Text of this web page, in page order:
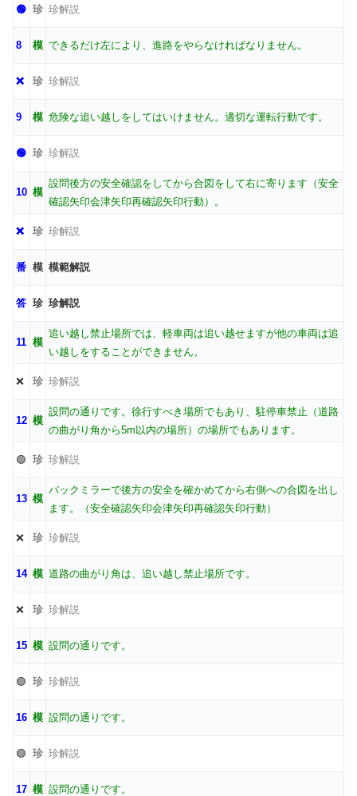
🟢 珍 珍解説
8 模 できるだけ左により、進路をやらなければなりません。
❌ 珍 珍解説
9 模 危険な追い越しをしてはいけません。適切な運転行動です。
🟢 珍 珍解説
10 模
設問後方の安全確認をしてから合図をして右に寄ります（安全
確認矢印会津矢印再確認矢印行動）。
❌ 珍 珍解説
番 模 模範解説
答 珍 珍解説
11 模
追い越し禁止場所では、軽車両は追い越せますが他の車両は追
い越しをすることができません。
❌ 珍 珍解説
12 模
設問の通りです。徐行すべき場所でもあり、駐停車禁止（道路
の曲がり角から5m以内の場所）の場所でもあります。
🟢 珍 珍解説
13 模
バックミラーで後方の安全を確かめてから右側への合図を出し
ます。（安全確認矢印会津矢印再確認矢印行動）
❌ 珍 珍解説
14 模 道路の曲がり角は、追い越し禁止場所です。
❌ 珍 珍解説
15 模 設問の通りです。
🟢 珍 珍解説
16 模 設問の通りです。
🟢 珍 珍解説
17 模 設問の通りです。